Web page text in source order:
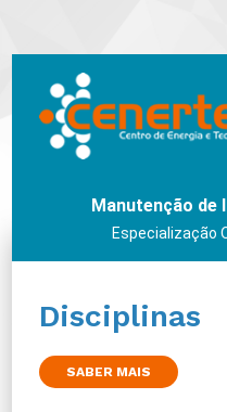
Manutenção de
Especialização
Disciplinas
SABER MAIS